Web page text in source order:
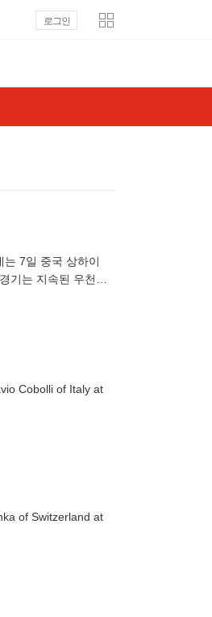
로그인
7일 중국 상하이
기는 지속된 우천으
Cobolli of Italy at
of Switzerland at